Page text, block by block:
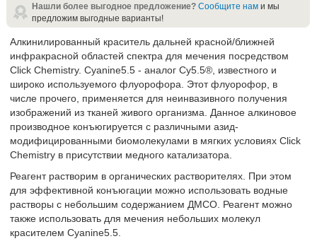
Нашли более выгодное предложение? Сообщите нам и мы
предложим выгодные варианты!
Алкинилированный краситель дальней красной/ближней
инфракрасной областей спектра для мечения посредством
Click Chemistry. Cyanine5.5 - аналог Cy5.5®, известного и
широко используемого флуорофора. Этот флуорофор, в
числе прочего, применяется для неинвазивного получения
изображений из тканей живого организма. Данное алкиновое
производное конъюгируется с различными азид-
модифицированными биомолекулами в мягких условиях Click
Chemistry в присутствии медного катализатора.
Реагент растворим в органических растворителях. При этом
для эффективной конъюгации можно использовать водные
растворы с небольшим содержанием ДМСО. Реагент можно
также использовать для мечения небольших молекул
красителем Cyanine5.5.